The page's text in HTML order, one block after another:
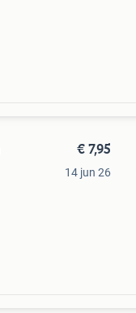
€ 7,95
14 jun 26